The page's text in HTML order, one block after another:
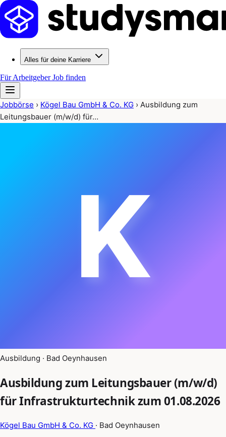
Alles für deine Karriere
Für ArbeitgeberJob finden
Jobbörse › Kögel Bau GmbH & Co. KG › Ausbildung zum
Leitungsbauer (m/w/d) für…
K
Ausbildung · Bad Oeynhausen
Ausbildung zum Leitungsbauer (m/w/d)
für Infrastrukturtechnik zum 01.08.2026
Kögel Bau GmbH & Co. KG · Bad Oeynhausen